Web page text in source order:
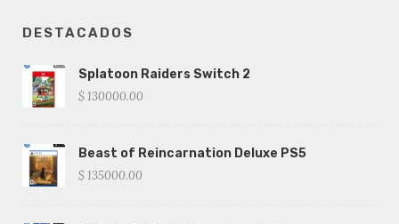
DESTACADOS
Splatoon Raiders Switch 2
$ 130000.00
Beast of Reincarnation Deluxe PS5
$ 135000.00